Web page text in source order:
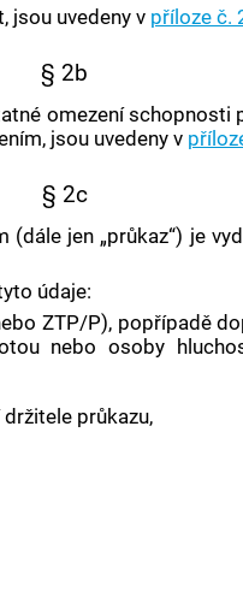
jsou uvedeny v příloze č.
§ 2b
omezení
jsou uvedeny v
§ 2c
jen „průkaz“) je
údaje:
ZTP/P), popřípadě
nebo osoby
průkazu,